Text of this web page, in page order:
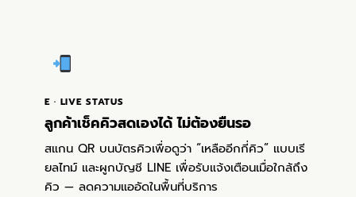
E · LIVE STATUS
ลูกค้าเช็คคิวสดเองได้ ไม่ต้องยืนรอ
สแกน QR บนบัตรคิวเพื่อดูว่า “เหลืออีกกี่คิว” แบบเรี
ยลไทม์ และผูกบัญชี LINE เพื่อรับแจ้งเตือนเมื่อใกล้ถึง
คิว — ลดความแออัดในพื้นที่บริการ